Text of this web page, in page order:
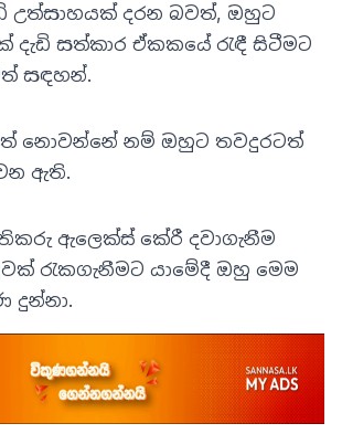
උත්සාහයක් දරන බවත්, ඔහුට
දැඩි සත්කාර ඒකකයේ රැඳී සිටීමට
සඳහන්.
නොවන්නේ නම් ඔහුට තවදුරටත්
ඇති.
ඇලෙක්ස් කේරී දවාගැනීම
රැකගැනීමට යාමේදී ඔහු මෙම
දුන්නා.